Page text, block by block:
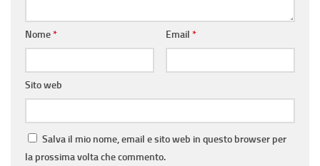
Nome* Email *
Sito web
Salva il mio nome, email e sito web in questo browser per
la prossima volta che commento.